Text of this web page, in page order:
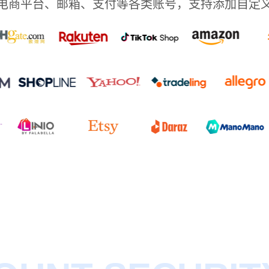
商平台、邮箱、支付等各类账号，支持添加自定